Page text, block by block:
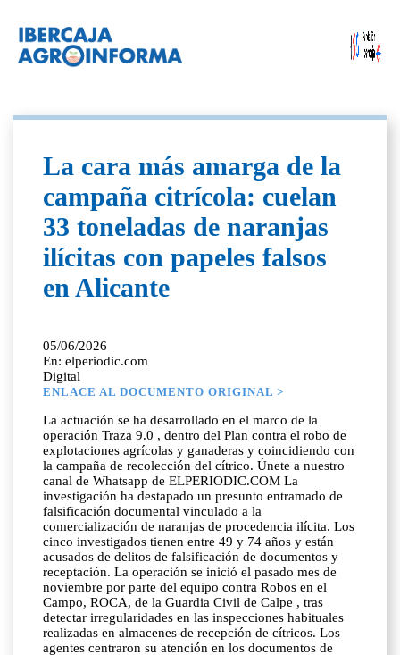
La cara más amarga de la
campaña citrícola: cuelan
33 toneladas de naranjas
ilícitas con papeles falsos
en Alicante
05/06/2026
En: elperiodic.com
Digital
ENLACE AL DOCUMENTO ORIGINAL >
La actuación se ha desarrollado en el marco de la
operación Traza 9.0 , dentro del Plan contra el robo de
explotaciones agrícolas y ganaderas y coincidiendo con
la campaña de recolección del cítrico. Únete a nuestro
canal de Whatsapp de ELPERIODIC.COM La
investigación ha destapado un presunto entramado de
falsificación documental vinculado a la
comercialización de naranjas de procedencia ilícita. Los
cinco investigados tienen entre 49 y 74 años y están
acusados de delitos de falsificación de documentos y
receptación. La operación se inició el pasado mes de
noviembre por parte del equipo contra Robos en el
Campo, ROCA, de la Guardia Civil de Calpe , tras
detectar irregularidades en las inspecciones habituales
realizadas en almacenes de recepción de cítricos. Los
agentes centraron su atención en los documentos de